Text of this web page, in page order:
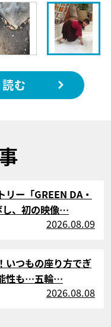
む
ー「GREEN DA・
し、初の映像…
2026.08.09
いつもの座り方でぎ
性も…五輪…
2026.08.08